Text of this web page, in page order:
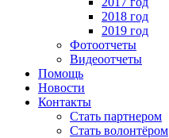
2018 год
2019 год
Фотоотчеты
Видеоотчеты
Помощь
Новости
Контакты
Стать партнером
Стать волонтёром